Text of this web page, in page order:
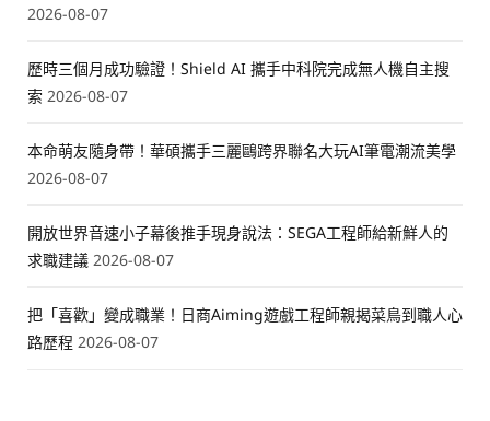
2026-08-07
歷時三個月成功驗證！Shield AI 攜手中科院完成無人機自主搜
索 2026-08-07
本命萌友隨身帶！華碩攜手三麗鷗跨界聯名大玩AI筆電潮流美學
2026-08-07
開放世界音速小子幕後推手現身說法：SEGA工程師給新鮮人的
求職建議 2026-08-07
把「喜歡」變成職業！日商Aiming遊戲工程師親揭菜鳥到職人心
路歷程 2026-08-07